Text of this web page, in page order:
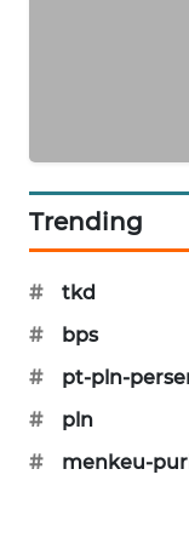
Trending
#
tkd
#
bps
#
pt-pln-
#
pln
#
menkeu-
NET
PLN
WATCH
LPKKI